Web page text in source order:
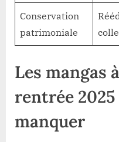
Conservation
patrimoniale
Les mangas
rentrée 2025
manquer